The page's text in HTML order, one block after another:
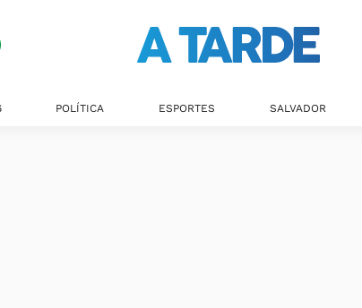
POLÍTICA ESPORTES SALVADOR